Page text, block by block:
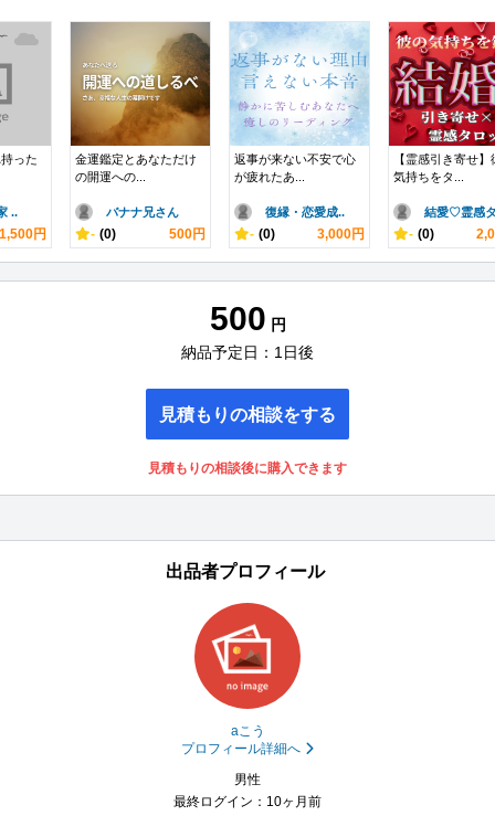
った
..
1,500円
金運鑑定とあなただけ
の開運への...
バナナ兄さん
- (0) 500円
返事が来ない不安で心
が疲れたあ...
復縁・恋愛成..
- (0) 3,000円
【霊感引き寄せ】
気持ちをタ...
結愛♡霊感
- (0)
500 円
納品予定日：1日後
見積もりの相談をする
見積もりの相談後に購入できます
出品者プロフィール
aこう
プロフィール詳細へ
男性
最終ログイン：10ヶ月前